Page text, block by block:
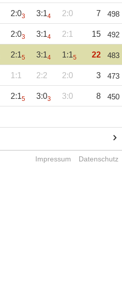
2:03 3:14 2:0 7 498
2:03 3:14 2:1 15 492
2:15 3:14 1:15 22 483
1:1 2:2 2:0 3 473
2:15 3:03 3:0 8 450
Impressum Datenschutz